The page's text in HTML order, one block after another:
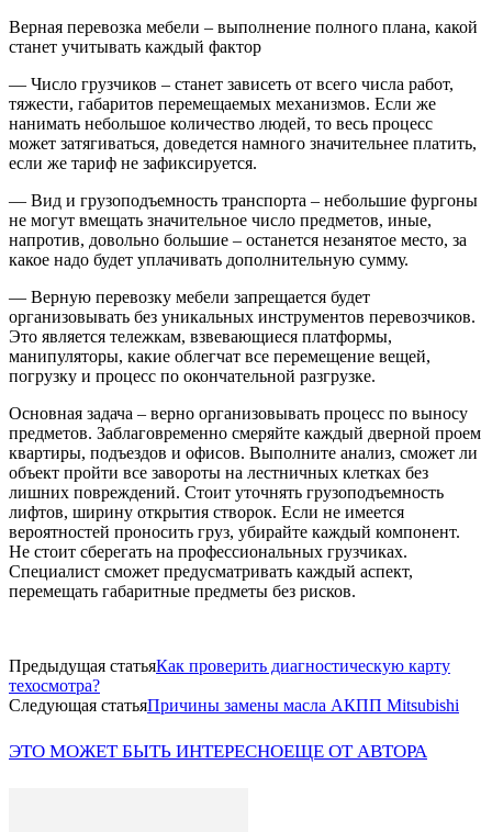
Верная перевозка мебели – выполнение полного плана, какой
станет учитывать каждый фактор
— Число грузчиков – станет зависеть от всего числа работ,
тяжести, габаритов перемещаемых механизмов. Если же
нанимать небольшое количество людей, то весь процесс
может затягиваться, доведется намного значительнее платить,
если же тариф не зафиксируется.
— Вид и грузоподъемность транспорта – небольшие фургоны
не могут вмещать значительное число предметов, иные,
напротив, довольно большие – останется незанятое место, за
какое надо будет уплачивать дополнительную сумму.
— Верную перевозку мебели запрещается будет
организовывать без уникальных инструментов перевозчиков.
Это является тележкам, взвевающиеся платформы,
манипуляторы, какие облегчат все перемещение вещей,
погрузку и процесс по окончательной разгрузке.
Основная задача – верно организовывать процесс по выносу
предметов. Заблаговременно смеряйте каждый дверной проем
квартиры, подъездов и офисов. Выполните анализ, сможет ли
объект пройти все завороты на лестничных клетках без
лишних повреждений. Стоит уточнять грузоподъемность
лифтов, ширину открытия створок. Если не имеется
вероятностей проносить груз, убирайте каждый компонент.
Не стоит сберегать на профессиональных грузчиках.
Специалист сможет предусматривать каждый аспект,
перемещать габаритные предметы без рисков.
Предыдущая статьяКак проверить диагностическую карту
техосмотра?
Следующая статьяПричины замены масла АКПП Mitsubishi
ЭТО МОЖЕТ БЫТЬ ИНТЕРЕСНОЕЩЕ ОТ АВТОРА